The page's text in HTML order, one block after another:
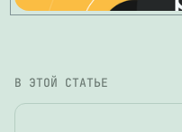
В ЭТОЙ СТАТЬЕ